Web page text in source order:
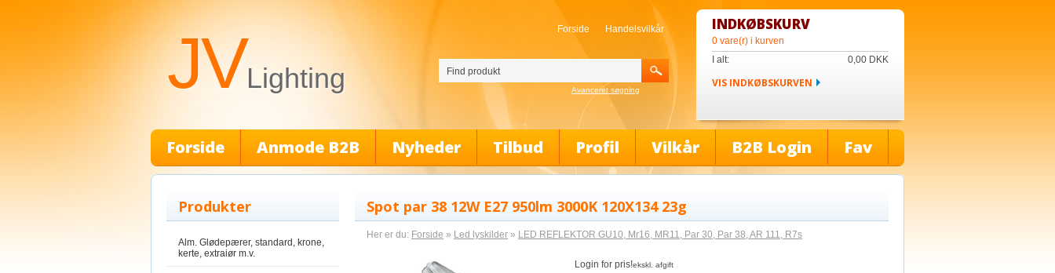
INDKØBSKURV
0 vare(r) i kurven
I alt:
0,00 DKK
VIS INDKØBSKURVEN
Avanceret søgning
Forside Handelsvilkår
JVLighting
Forside Anmode B2B Nyheder Tilbud Profil Vilkår B2B Login Fav
Produkter
Alm. Glødepærer, standard, krone,
kerte, extraiør m.v.
Spot par 38 12W E27 950lm 3000K 120X134 23g
Her er du: Forside » Led lyskilder » LED REFLEKTOR GU10, Mr16, MR11, Par 30, Par 38, AR 111, R7s
Login for pris!ekskl. afgift